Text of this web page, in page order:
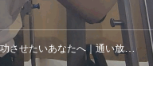
｜通い放題のパーソナルジムBREEZE 高槻店